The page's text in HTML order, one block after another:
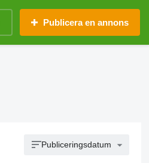
Publicera en annons
Publiceringsdatum